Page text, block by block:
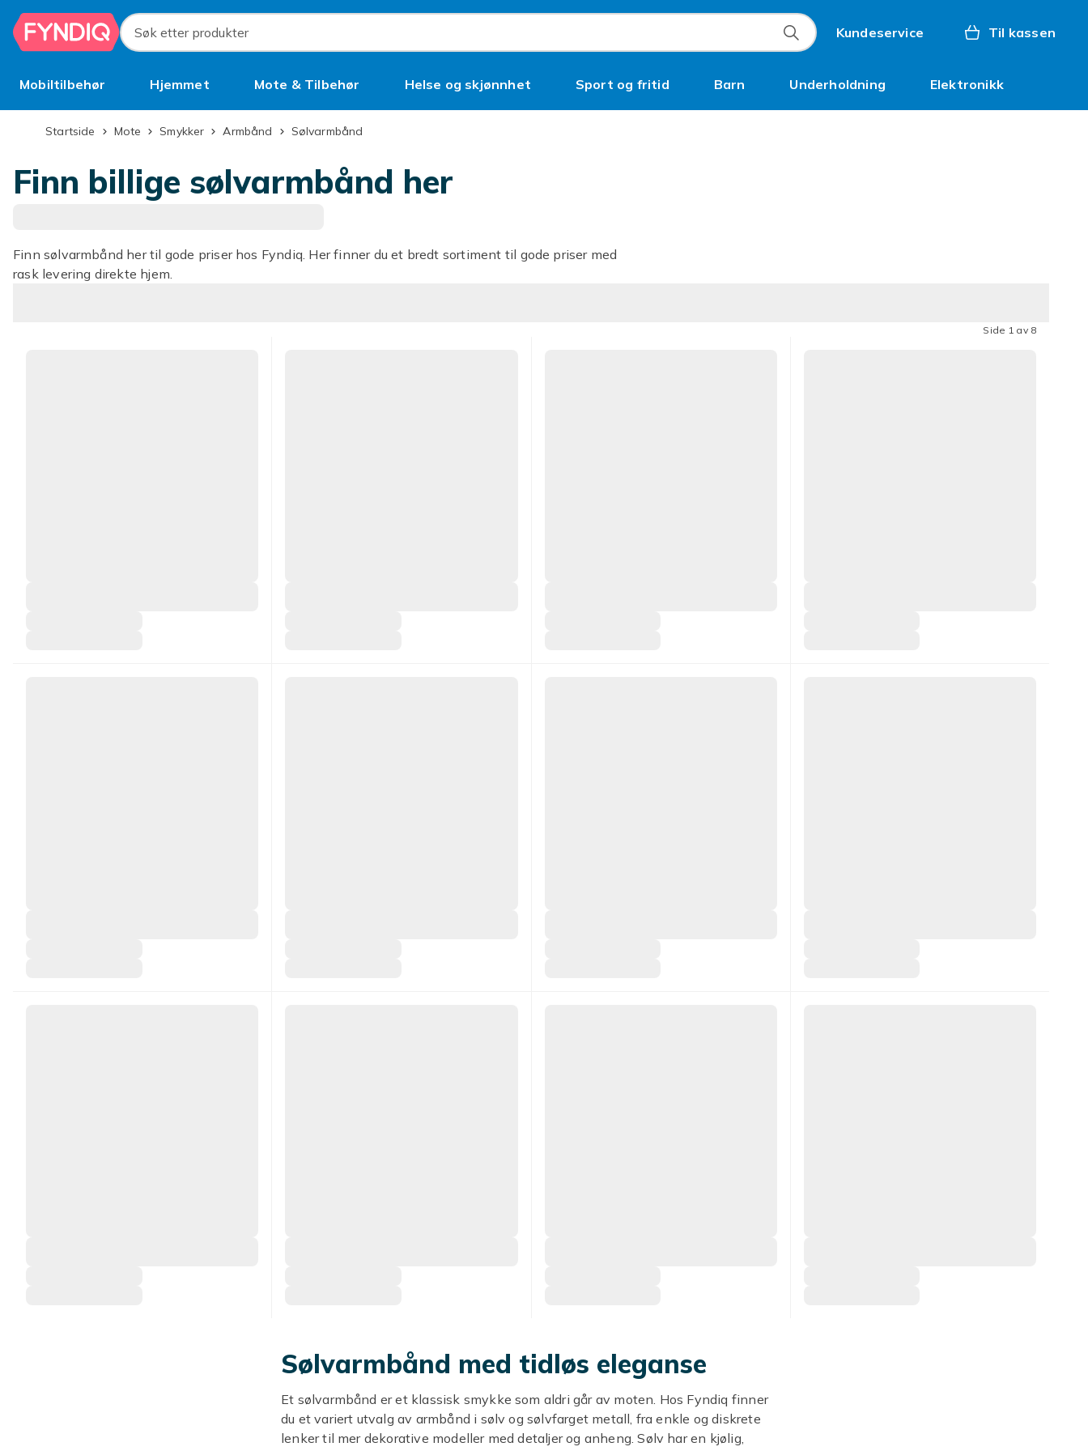
Hopp til hovedinnhold
Søk etter produkter
Kundeservice Til kassen
Mobiltilbehør Hjemmet Mote & Tilbehør Helse og skjønnhet Sport og fritid Barn Underholdning Elektronikk
BruktStartside Mote Smykker Armbånd Sølvarmbånd
Finn billige sølvarmbånd her
Finn sølvarmbånd her til gode priser hos Fyndiq. Her finner du et bredt sortiment til gode priser med
rask levering direkte hjem.
Side 1 av 8
Sølvarmbånd med tidløs eleganse
Et sølvarmbånd er et klassisk smykke som aldri går av moten. Hos Fyndiq finner
du et variert utvalg av armbånd i sølv og sølvfarget metall, fra enkle og diskrete
lenker til mer dekorative modeller med detaljer og anheng. Sølv har en kjølig,